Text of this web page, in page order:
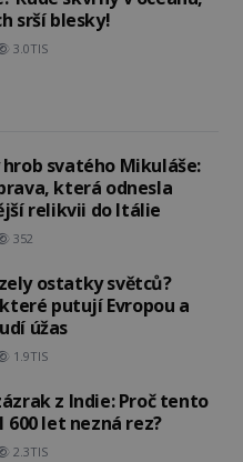
srší blesky!
3.0TIS
svatého Mikuláše:
která odnesla
relikvii do Itálie
352
ostatky světců?
putují Evropou a
úžas
1.9TIS
z Indie: Proč tento
600 let nezná rez?
2.3TIS